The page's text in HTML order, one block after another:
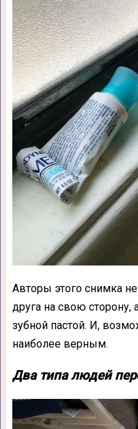
Авторы этого снимка не
друга на свою сторону,
зубной пастой. И,
наиболее верным.
Два типа людей